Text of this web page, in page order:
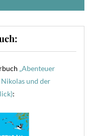
„Abenteuer
und der
: